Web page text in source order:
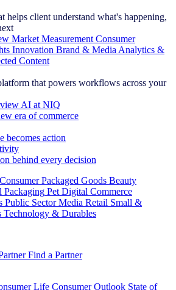
helps client understand what's happening,
Market Measurement Consumer
Innovation Brand & Media Analytics &
Content
that powers workflows across your
AI at NIQ
era of commerce
becomes action
behind every decision
Consumer Packaged Goods Beauty
Packaging Pet Digital Commerce
Public Sector Media Retail Small &
Technology & Durables
Find a Partner
Life Consumer Outlook State of